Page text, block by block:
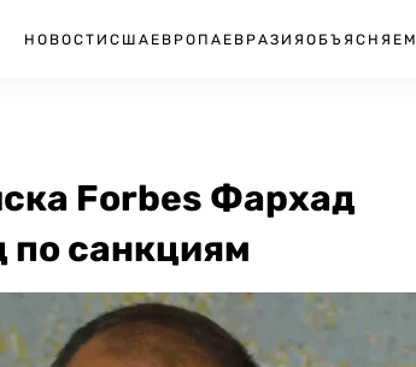
НОВОСТИ США ЕВРОПА ЕВРАЗИЯ ОБЪЯСНЯЕМ
Forbes Фархад
по санкциям